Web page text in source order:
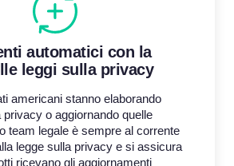
automatici con la
leggi sulla privacy
americani stanno elaborando
privacy o aggiornando quelle
team legale è sempre al corrente
legge sulla privacy e si assicura
ricevano gli aggiornamenti